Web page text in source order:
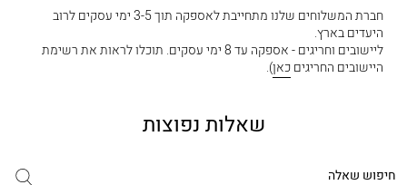
חברת המשלוחים שלנו מתחייבת לאספקה תוך 3-5 ימי עסקים לרוב
היעדים בארץ.
ליישובים וחריגים - אספקה עד 8 ימי עסקים. תוכלו לראות את רשימת
היישובים החריגיםכאן).
שאלות נפוצות